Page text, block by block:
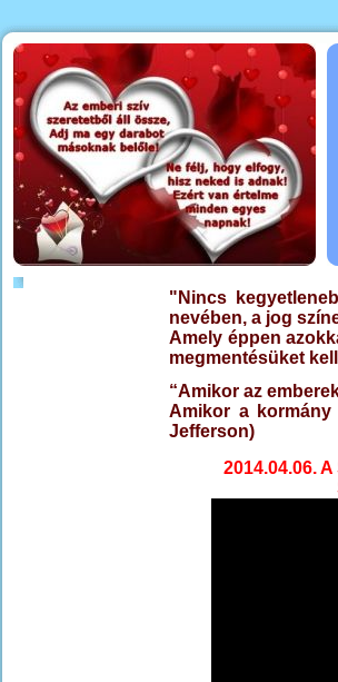
"Nincs
nevében, a jog
Amely éppen
megmentésüket
“Amikor az
Amikor a kormány
Jefferson)
2014.04.06.A